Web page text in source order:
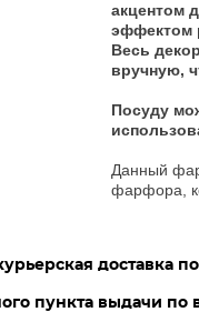
акцентом
эффектом
Весь
вручную,
Посуду
Данный
фарфора,
доставка
пункта выдачи по